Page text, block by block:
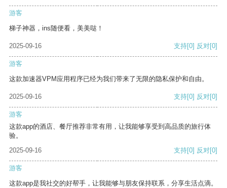
游客
梯子神器，ins随便看，美美哒！
2025-09-16 支持[0] 反对[0]
游客
这款加速器VPM应用程序已经为我们带来了无限的隐私保护和自由。
2025-09-16 支持[0] 反对[0]
游客
这款app的酒店、餐厅推荐非常有用，让我能够享受到高品质的旅行体
验。
2025-09-16
支持[0] 反对[0]
游客
这款app是我社交的好帮手，让我能够与朋友保持联系，分享生活点滴。